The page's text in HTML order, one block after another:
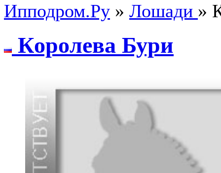
Ипподром.Ру » Лошади »
Кoрoлевa Бури